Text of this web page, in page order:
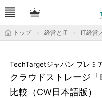
トップ 経営とIT IT経営
クラウドストレージ
比較（CW日本語版）
TechTargetジャパン プレミ